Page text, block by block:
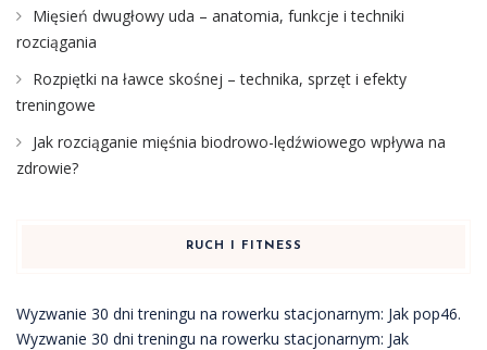
Mięsień dwugłowy uda – anatomia, funkcje i techniki
rozciągania
Rozpiętki na ławce skośnej – technika, sprzęt i efekty
treningowe
Jak rozciąganie mięśnia biodrowo-lędźwiowego wpływa na
zdrowie?
RUCH I FITNESS
Wyzwanie 30 dni treningu na rowerku stacjonarnym: Jak pop46.
Wyzwanie 30 dni treningu na rowerku stacjonarnym: Jak